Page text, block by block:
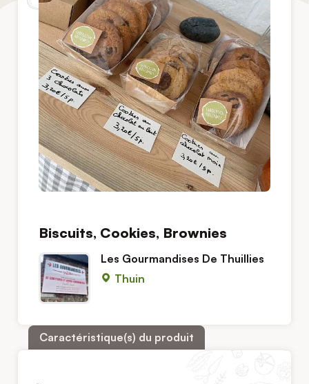
Biscuits, Cookies, Brownies
Les Gourmandises De Thuillies
Thuin
Caractéristique(s) du produit